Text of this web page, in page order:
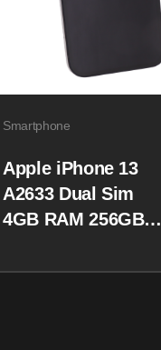
Smartphone
Apple iPhone 13
A2633 Dual Sim
4GB RAM 256GB